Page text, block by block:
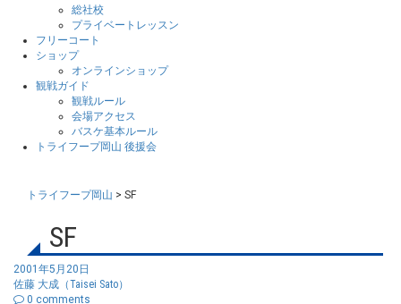
総社校
プライベートレッスン
フリーコート
ショップ
オンラインショップ
観戦ガイド
観戦ルール
会場アクセス
バスケ基本ルール
トライフープ岡山 後援会
トライフープ岡山 > SF
SF
2001年5月20日
佐藤 大成（Taisei Sato）
0 comments